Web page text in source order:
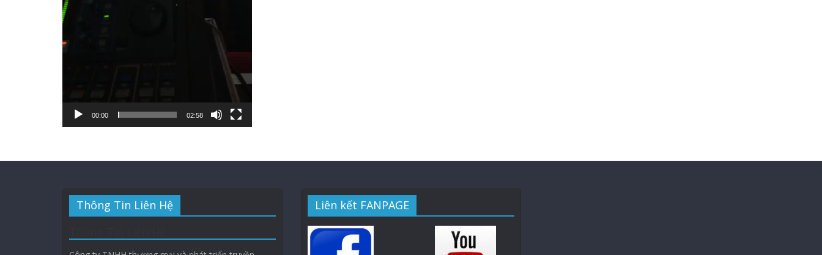
00:00 02:58
Thông Tin Liên Hệ
Liên kết FANPAGE